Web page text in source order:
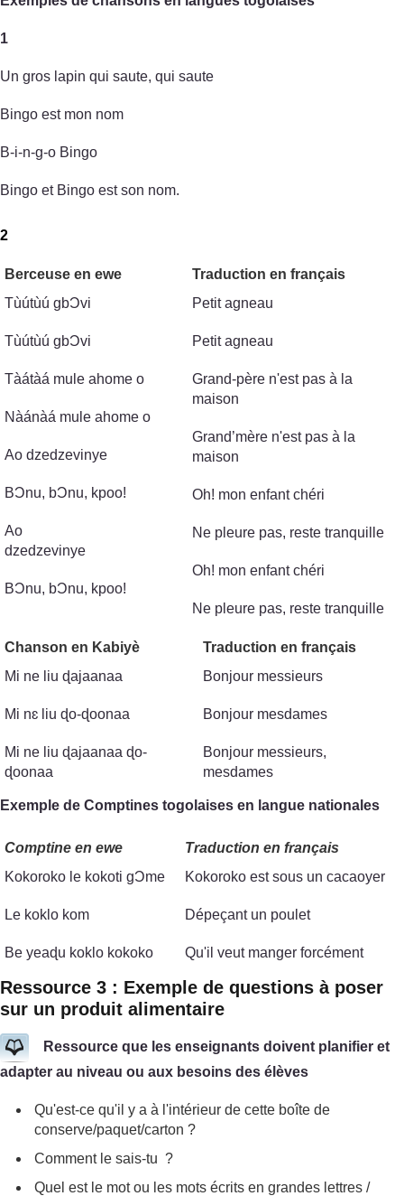
1
Un gros lapin qui saute, qui saute
Bingo est mon nom
B-i-n-g-o Bingo
Bingo et Bingo est son nom.
2
Berceuse en ewe
Traduction en français
Tùútùú gbϽvi
Tùútùú gbϽvi
Tàátàá mule ahome o
Nàánàá mule ahome o
Ao dzedzevinye
BϽnu, bϽnu, kpoo!
Ao
dzedzevinye
BϽnu, bϽnu, kpoo!
Petit agneau
Petit agneau
Grand-père n'est pas à la
maison
Grand’mère n'est pas à la
maison
Oh! mon enfant chéri
Ne pleure pas, reste tranquille
Oh! mon enfant chéri
Ne pleure pas, reste tranquille
Chanson en Kabiyè
Traduction en français
Mi ne liu ɖajaanaa
Mi nɛ liu ɖo-ɖoonaa
Mi ne liu ɖajaanaa ɖo-
ɖoonaa
Bonjour messieurs
Bonjour mesdames
Bonjour messieurs,
mesdames
Exemple de Comptines togolaises en langue nationales
Comptine en ewe
Traduction en français
Kokoroko le kokoti gϽme
Le koklo kom
Be yeaɖu koklo kokoko
Kokoroko est sous un cacaoyer
Dépeçant un poulet
Qu'il veut manger forcément
Ressource 3 : Exemple de questions à poser
sur un produit alimentaire
Ressource que les enseignants doivent planifier et
adapter au niveau ou aux besoins des élèves
Qu'est-ce qu'il y a à l'intérieur de cette boîte de
conserve/paquet/carton ?
Comment le sais-tu ?
Quel est le mot ou les mots écrits en grandes lettres /